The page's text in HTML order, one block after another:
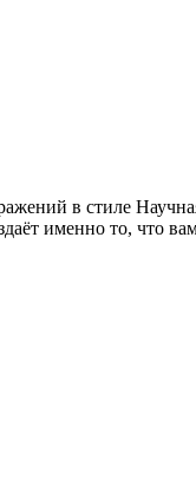
в стиле
именно то, что